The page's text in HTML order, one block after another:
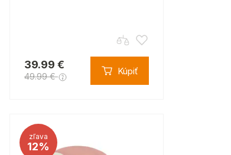
39.99 €
49.99 € Kúpiť
zľava
12%